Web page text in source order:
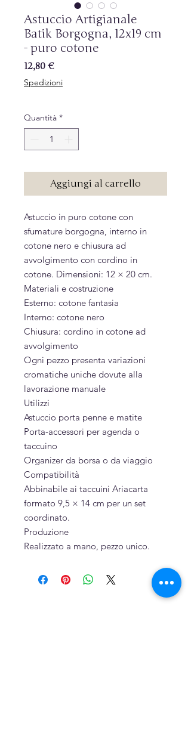
Astuccio Artigianale
Batik Borgogna, 12x19 cm
- puro cotone
12,80 €Prezzo
Spedizioni
Quantità *
Aggiungi al carrello
Astuccio in puro cotone con
sfumature borgogna, interno in
cotone nero e chiusura ad
avvolgimento con cordino in
cotone. Dimensioni: 12 × 20 cm.
Materiali e costruzione
Esterno: cotone fantasia
Interno: cotone nero
Chiusura: cordino in cotone ad
avvolgimento
Ogni pezzo presenta variazioni
cromatiche uniche dovute alla
lavorazione manuale
Utilizzi
Astuccio porta penne e matite
Porta-accessori per agenda o
taccuino
Organizer da borsa o da viaggio
Compatibilità
Abbinabile ai taccuini Ariacarta
formato 9,5 × 14 cm per un set
coordinato.
Produzione
Realizzato a mano, pezzo unico.